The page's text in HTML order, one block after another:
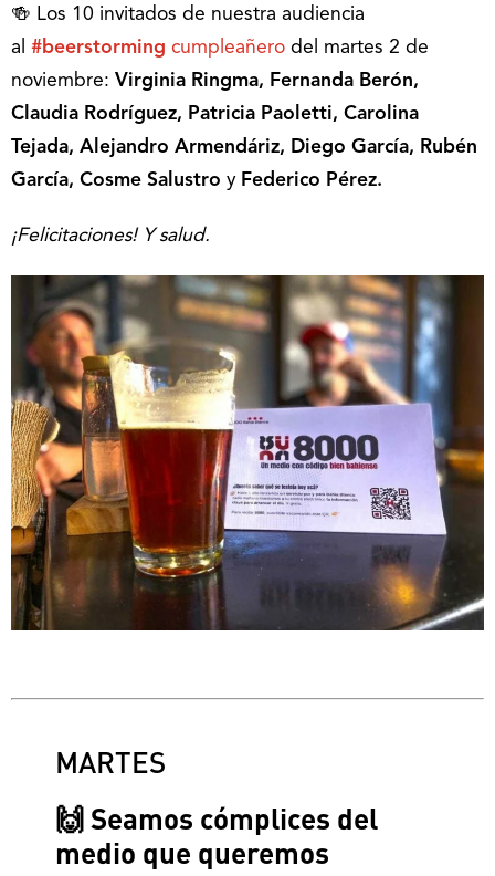
🍻 Los 10 invitados de nuestra audiencia
al #beerstorming cumpleañero del martes 2 de
noviembre: Virginia Ringma, Fernanda Berón,
Claudia Rodríguez, Patricia Paoletti, Carolina
Tejada, Alejandro Armendáriz, Diego García, Rubén
García, Cosme Salustro y Federico Pérez.
¡Felicitaciones! Y salud.
MARTES
🙌 Seamos cómplices del
medio que queremos